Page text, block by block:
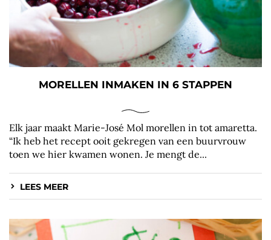
MORELLEN INMAKEN IN 6 STAPPEN
Elk jaar maakt Marie-José Mol morellen in tot amaretta.
“Ik heb het recept ooit gekregen van een buurvrouw
toen we hier kwamen wonen. Je mengt de...
LEES MEER